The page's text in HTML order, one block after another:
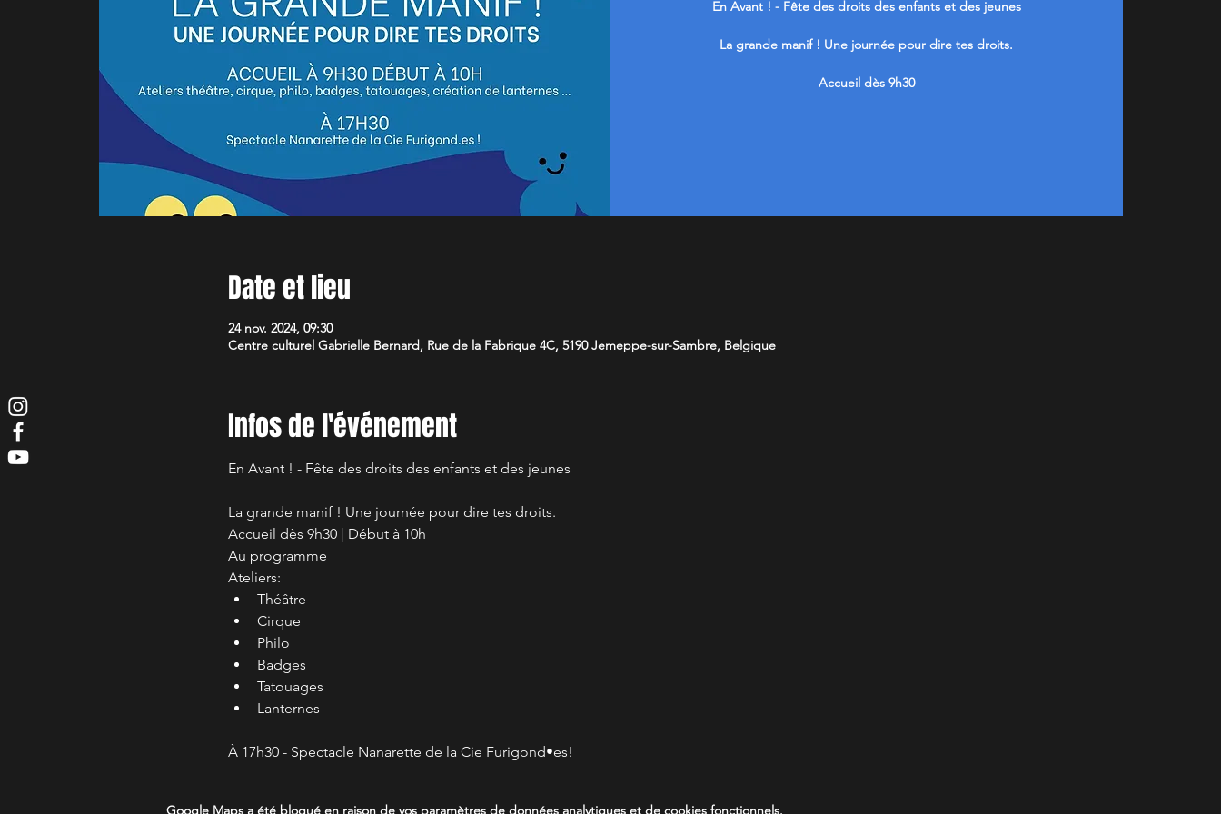
En Avant ! - Fête des droits des enfants et des jeunes
La grande manif ! Une journée pour dire tes droits.
Accueil dès 9h30
Date et lieu
24 nov. 2024, 09:30
Centre culturel Gabrielle Bernard, Rue de la Fabrique 4C, 5190 Jemeppe-sur-Sambre, Belgique
Infos de l'événement
En Avant ! - Fête des droits des enfants et des jeunes
La grande manif ! Une journée pour dire tes droits.
Accueil dès 9h30 | Début à 10h
Au programme
Ateliers:
Théâtre
Cirque
Philo
Badges
Tatouages
Lanternes
À 17h30 - Spectacle Nanarette de la Cie Furigond•es!
Google Maps a été bloqué en raison de vos paramètres de données analytiques et de cookies fonctionnels.